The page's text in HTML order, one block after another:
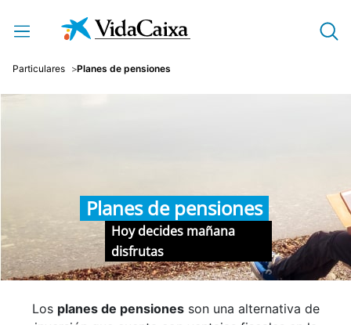
Saltar al contenido principal
Particulares Planes de pensiones
Planes de pensiones
Hoy decides mañana
disfrutas
Los planes de pensionesson una alternativa de